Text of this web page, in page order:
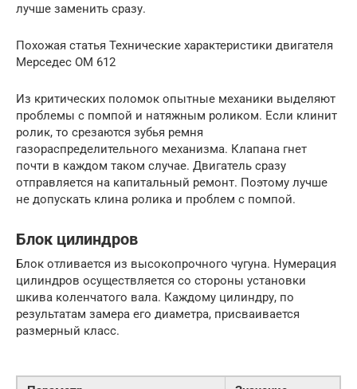
лучше заменить сразу.
Похожая статья Технические характеристики двигателя
Мерседес OM 612
Из критических поломок опытные механики выделяют
проблемы с помпой и натяжным роликом. Если клинит
ролик, то срезаются зубья ремня
газораспределительного механизма. Клапана гнет
почти в каждом таком случае. Двигатель сразу
отправляется на капитальный ремонт. Поэтому лучше
не допускать клина ролика и проблем с помпой.
Блок цилиндров
Блок отливается из высокопрочного чугуна. Нумерация
цилиндров осуществляется со стороны установки
шкива коленчатого вала. Каждому цилиндру, по
результатам замера его диаметра, присваивается
размерный класс.